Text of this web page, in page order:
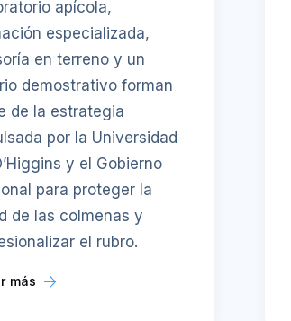
apícola,
especializada,
en terreno y un
demostrativo forman
de la estrategia
por la Universidad
y el Gobierno
para proteger la
de las colmenas y
el rubro.
más